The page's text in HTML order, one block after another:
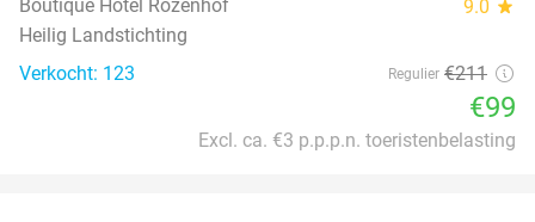
Boutique Hotel Rozenhof 9.0 star
Heilig Landstichting
Verkocht: 123
Regulier €211
€99
Excl. ca. €3 p.p.p.n. toeristenbelasting